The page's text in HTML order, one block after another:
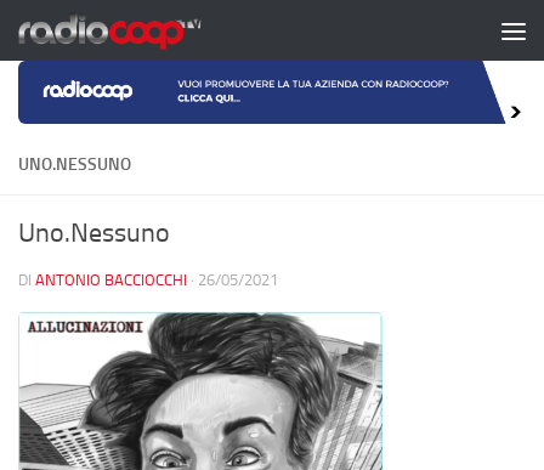
Salta al contenuto
UNO.NESSUNO
Uno.Nessuno
DI ANTONIO BACCIOCCHI · 26/05/2021